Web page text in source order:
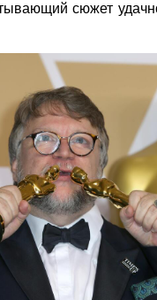
сюжет